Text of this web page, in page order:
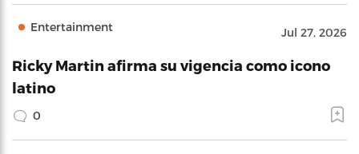
Entertainment Jul 27, 2026
Ricky Martin afirma su vigencia como icono
latino
0